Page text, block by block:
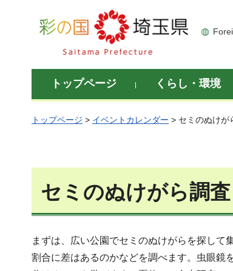
彩の国 埼玉県
トップページ くらし・環境
トップページ > イベントカレンダー > セミのぬけが
セミのぬけがら調査
まずは、広い公園でセミのぬけがらを探し
割合に差はあるのかなどを調べます。虫眼鏡